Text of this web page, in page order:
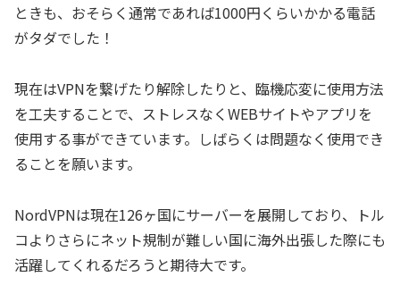
ときも、おそらく通常であれば1000円くらいかかる電話
がタダでした！
現在はVPNを繋げたり解除したりと、臨機応変に使用方法
を工夫することで、ストレスなくWEBサイトやアプリを
使用する事ができています。しばらくは問題なく使用でき
ることを願います。
NordVPNは現在126ヶ国にサーバーを展開しており、トル
コよりさらにネット規制が難しい国に海外出張した際にも
活躍してくれるだろうと期待大です。